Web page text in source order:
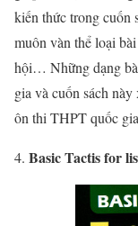
kiến thức trong cuốn
muôn vàn thể loại
hội… Những dạng
gia và cuốn sách
ôn thi THPT quốc
Basic Tactis for